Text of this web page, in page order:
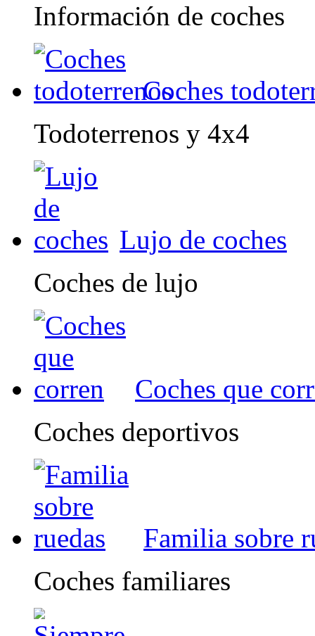
Información de coches
Coches
Todoterrenos y 4x4
Lujo de coches
Coches de lujo
Coches que
Coches deportivos
Familia sobre
Coches familiares